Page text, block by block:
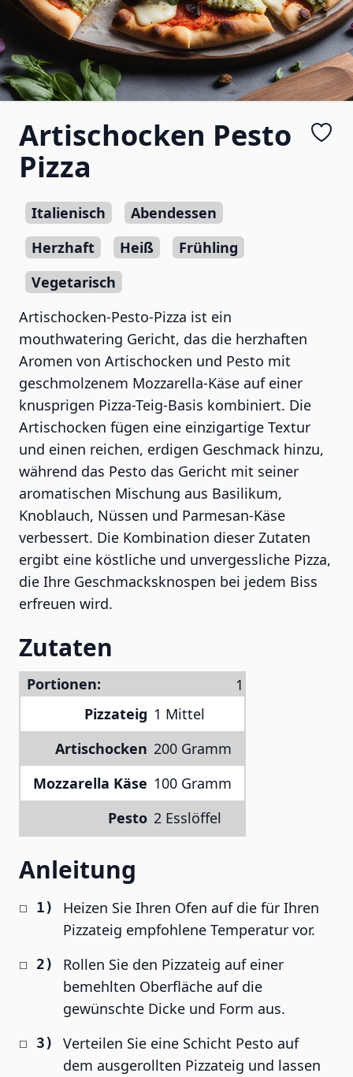
Artischocken Pesto
Pizza
Italienisch
Abendessen
Herzhaft
Heiß
Frühling
Vegetarisch
Artischocken-Pesto-Pizza ist ein
mouthwatering Gericht, das die herzhaften
Aromen von Artischocken und Pesto mit
geschmolzenem Mozzarella-Käse auf einer
knusprigen Pizza-Teig-Basis kombiniert. Die
Artischocken fügen eine einzigartige Textur
und einen reichen, erdigen Geschmack hinzu,
während das Pesto das Gericht mit seiner
aromatischen Mischung aus Basilikum,
Knoblauch, Nüssen und Parmesan-Käse
verbessert. Die Kombination dieser Zutaten
ergibt eine köstliche und unvergessliche Pizza,
die Ihre Geschmacksknospen bei jedem Biss
erfreuen wird.
Zutaten
Portionen:
Pizzateig 1 Mittel
Artischocken 200 Gramm
Mozzarella Käse 100 Gramm
Pesto 2 Esslöffel
Anleitung
Heizen Sie Ihren Ofen auf die für Ihren
Pizzateig empfohlene Temperatur vor.
Rollen Sie den Pizzateig auf einer
bemehlten Oberfläche auf die
gewünschte Dicke und Form aus.
Verteilen Sie eine Schicht Pesto auf
dem ausgerollten Pizzateig und lassen